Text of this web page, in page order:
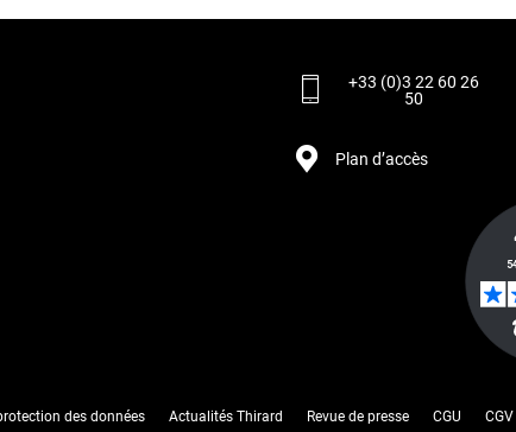
+33 (0)3 22 60 26
50
Plan d’accès
des données Actualités Thirard Revue de presse CGU CGV
les réglementations. Personnalisez vos préférences pour contrôler la manière dont